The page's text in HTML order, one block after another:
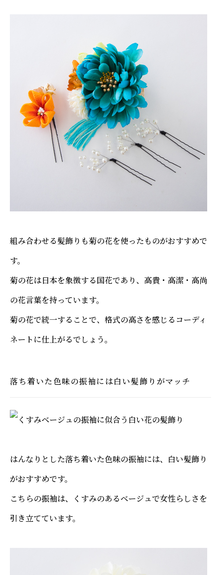
組み合わせる髪飾りも菊の花を使ったものがおすすめで
す。
菊の花は日本を象徴する国花であり、高貴・高潔・高尚
の花言葉を持っています。
菊の花で統一することで、格式の高さを感じるコーディ
ネートに仕上がるでしょう。
落ち着いた色味の振袖には白い髪飾りがマッチ
はんなりとした落ち着いた色味の振袖には、白い髪飾り
がおすすめです。
こちらの振袖は、くすみのあるベージュで女性らしさを
引き立てています。